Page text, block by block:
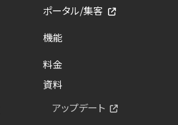
ポータル/集客
機能
料金
資料
アップデート